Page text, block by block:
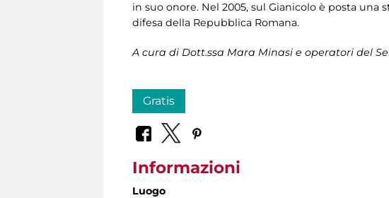
in suo onore. Nel 2005, sul Gianicolo è posta
difesa della Repubblica Romana.
A cura di Dott.ssa Mara Minasi e operatori del
Gratis
Informazioni
Luogo